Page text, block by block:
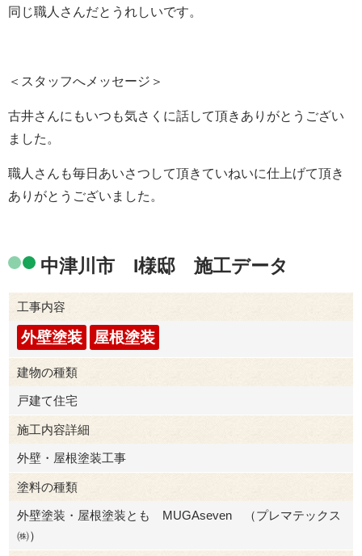
同じ職人さんだとうれしいです。
＜スタッフへメッセージ＞
古井さんにもいつも気さくに話して頂きありがとうござい
ました。
職人さんも毎日あいさつして頂きていねいに仕上げて頂き
ありがとうございました。
中津川市 I様邸 施工データ
工事内容
外壁塗装 屋根塗装
建物の種類
戸建て住宅
施工内容詳細
外壁・屋根塗装工事
塗料の種類
外壁塗装・屋根塗装とも MUGAseven （プレマテックス
㈱）